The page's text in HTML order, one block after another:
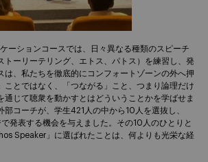
ーションコースでは、日々異なる種類のスピーチ
トーリーテリング、エトス、パトス）を練習し、発
は、私たちを徹底的にコンフォートゾーンの外へ押
ことではなく、「つながる」こと、つまり論理だけ
通じて聴衆を動かすとはどういうことかを学ばせま
部コーチが、学生421人の中から10人を選抜し、
発表する機会を与えました。その10人のひとりと
Speaker」に選ばれたことは、何よりも光栄な経